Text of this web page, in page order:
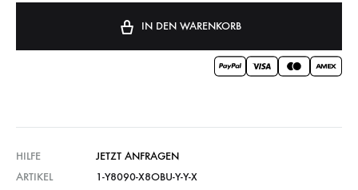
IN DEN WARENKORB
HILFE
JETZT ANFRAGEN
ARTIKEL
1-Y8090-X8OBU-Y-Y-X